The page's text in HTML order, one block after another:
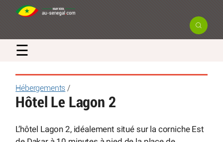
☰
Hébergements /
Hôtel Le Lagon 2
L’hôtel Lagon 2, idéalement situé sur la corniche Est